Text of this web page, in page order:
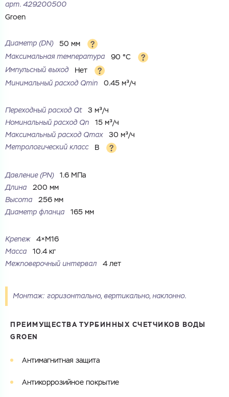
Купить как физ. лицо
Имя
Номер телефона
Ваш запрос
Перечислите товары, которые вас интересуют
и укажите какую информацию вы хотите по ним
получить. Мы свяжемся с вами в ближайшее время.
Номер телефона
Город
арт. 429200500
Groen
Диаметр (DN)
50 мм
Максимальная температура
90 °С
Импульсный выход
Нет
Минимальный расход Qmin
0.45 м³/ч
Переходный расход Qt
3 м³/ч
Номинальный расход Qn
15 м³/ч
Максимальный расход Qmax
30 м³/ч
Метрологический класс
B
Давление (PN)
1.6 МПа
Длина
200 мм
Высота
256 мм
Диаметр фланца
165 мм
Крепеж
4×M16
Масса
10.4 кг
Межповерочный интервал
4 лет
Монтаж: горизонтально, вертикально, наклонно.
ПРЕИМУЩЕСТВА ТУРБИННЫХ СЧЕТЧИКОВ ВОДЫ
GROEN
Антимагнитная защита
Антикоррозийное покрытие